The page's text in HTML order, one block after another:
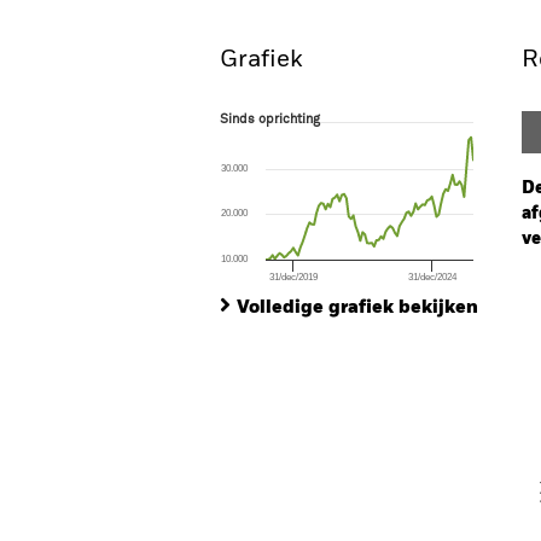
Grafiek
Sinds oprichting
The chart has 1 X axis displaying Time.
The chart has 1 Y axis displaying values.
Sinds oprichting
31/dec/2019 31/dec/2024
10.000
20.000
30.000
Volledige grafiek bekijken